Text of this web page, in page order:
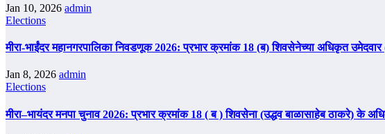
Jan 10, 2026 admin
Elections
मीरा-भाईंदर महानगरपालिका निवडणूक 2026: प्रभार क्रमांक 18 (ब) शिवसेनेच्या अधिकृत
Jan 8, 2026 admin
Elections
मीरा–भायंदर मनपा चुनाव 2026: प्रभार क्रमांक 18 ( ब ) शिवसेना (उद्धव बाळासाहेब ठाकरे) के